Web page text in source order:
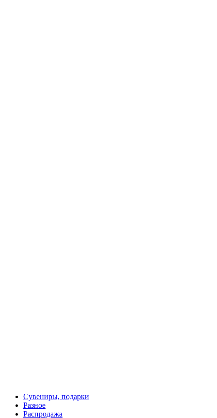
Сувениры, подарки
Разное
Распродажа